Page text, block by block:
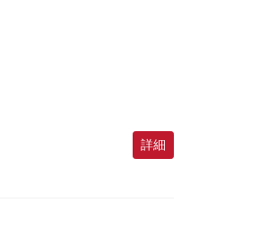
詳細